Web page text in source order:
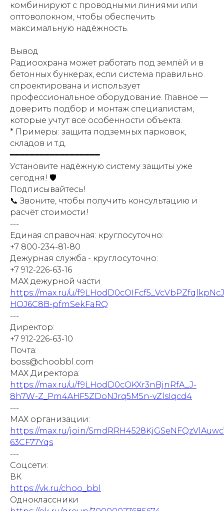
комбинируют с проводными линиями или
оптоволокном, чтобы обеспечить
максимальную надёжность.
Вывод
Радиоохрана может работать под землёй и в
бетонных бункерах, если система правильно
спроектирована и использует
профессиональное оборудование. Главное —
доверить подбор и монтаж специалистам,
которые учтут все особенности объекта.
* Примеры: защита подземных парковок,
складов и т.д.
━━━━━━━━━━━━━━━━━━
Установите надёжную систему защиты уже
сегодня! 🛡️
Подписывайтесь!
📞 Звоните, чтобы получить консультацию и
расчёт стоимости!
---
Единая справочная: круглосуточно:
+7 800-234-81-80
Дежурная служба - круглосуточно:
+7 912-226-63-16
МАХ дежурной части
https://max.ru/u/
HOJ6C8B-pfmSekFaRQ
---
Директор:
+7 912-226-63-10
Почта:
boss@choobbl.com
МАХ Директора:
https://max.ru/u/f9LHodD0cOKXr3nBjnRfA_J-
8h7W-Z_Pm4AHF5ZDoNJrq5M5n-vZlsIqcd4
---
МАХ организации:
https://max.ru/join/
63CF77Yqs
---
Соцсети:
ВК
https://vk.ru/choo_bbl
Одноклассники